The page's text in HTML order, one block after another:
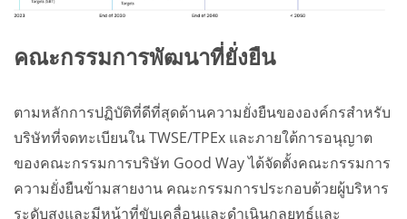
คณะกรรมการพัฒนาที่ยั่งยืน
ตามหลักการปฏิบัติที่ดีที่สุดด้านความยั่งยืนขององค์กรสำหรับ
บริษัทที่จดทะเบียนใน TWSE/TPEx และภายใต้การอนุญาต
ของคณะกรรมการบริษัท Good Way ได้จัดตั้งคณะกรรมการ
ความยั่งยืนข้ามสายงาน คณะกรรมการประกอบด้วยผู้บริหาร
ระดับสูงและมีหน้าที่ขับเคลื่อนและดำเนินกลยุทธ์และ